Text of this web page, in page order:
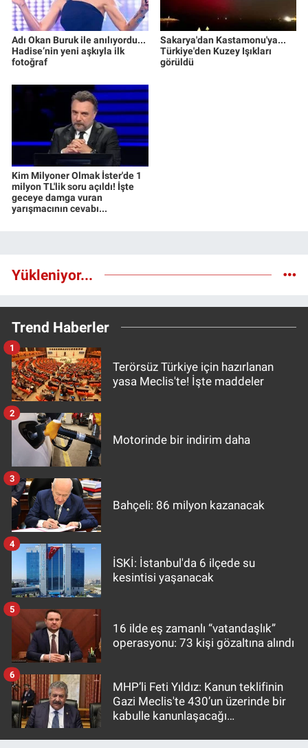
Adı Okan Buruk ile anılıyordu...
Hadise’nin yeni aşkıyla ilk
fotoğraf
Sakarya'dan Kastamonu'ya...
Türkiye'den Kuzey Işıkları
görüldü
Kim Milyoner Olmak İster'de 1
milyon TL'lik soru açıldı! İşte
geceye damga vuran
yarışmacının cevabı...
Yükleniyor...
Trend Haberler
Terörsüz Türkiye için hazırlanan
yasa Meclis'te! İşte maddeler
1
Motorinde bir indirim daha
2
Bahçeli: 86 milyon kazanacak
3
İSKİ: İstanbul'da 6 ilçede su
kesintisi yaşanacak
4
16 ilde eş zamanlı “vatandaşlık”
operasyonu: 73 kişi gözaltına alındı
5
MHP’li Feti Yıldız: Kanun teklifinin
Gazi Meclis'te 430’un üzerinde bir
kabulle kanunlaşacağı
6